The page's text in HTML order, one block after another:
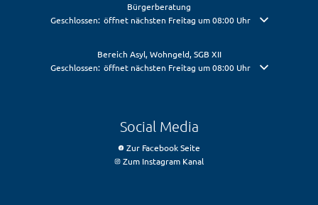
Bürgerberatung
Klicken, um weitere Öffnungs- oder Schließzeiten auszublenden
Geschlossen: öffnet nächsten Freitag um 08:00 Uhr
Bereich Asyl, Wohngeld, SGB XII
Klicken, um weitere Öffnungs- oder Schließzeiten auszublenden
Geschlossen: öffnet nächsten Freitag um 08:00 Uhr
Social Media
Zur Facebook Seite
Zum Instagram Kanal